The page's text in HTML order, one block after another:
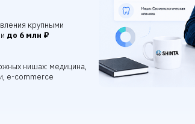
нишах: медицина,
e-commerce
крупными
до 6 млн ₽